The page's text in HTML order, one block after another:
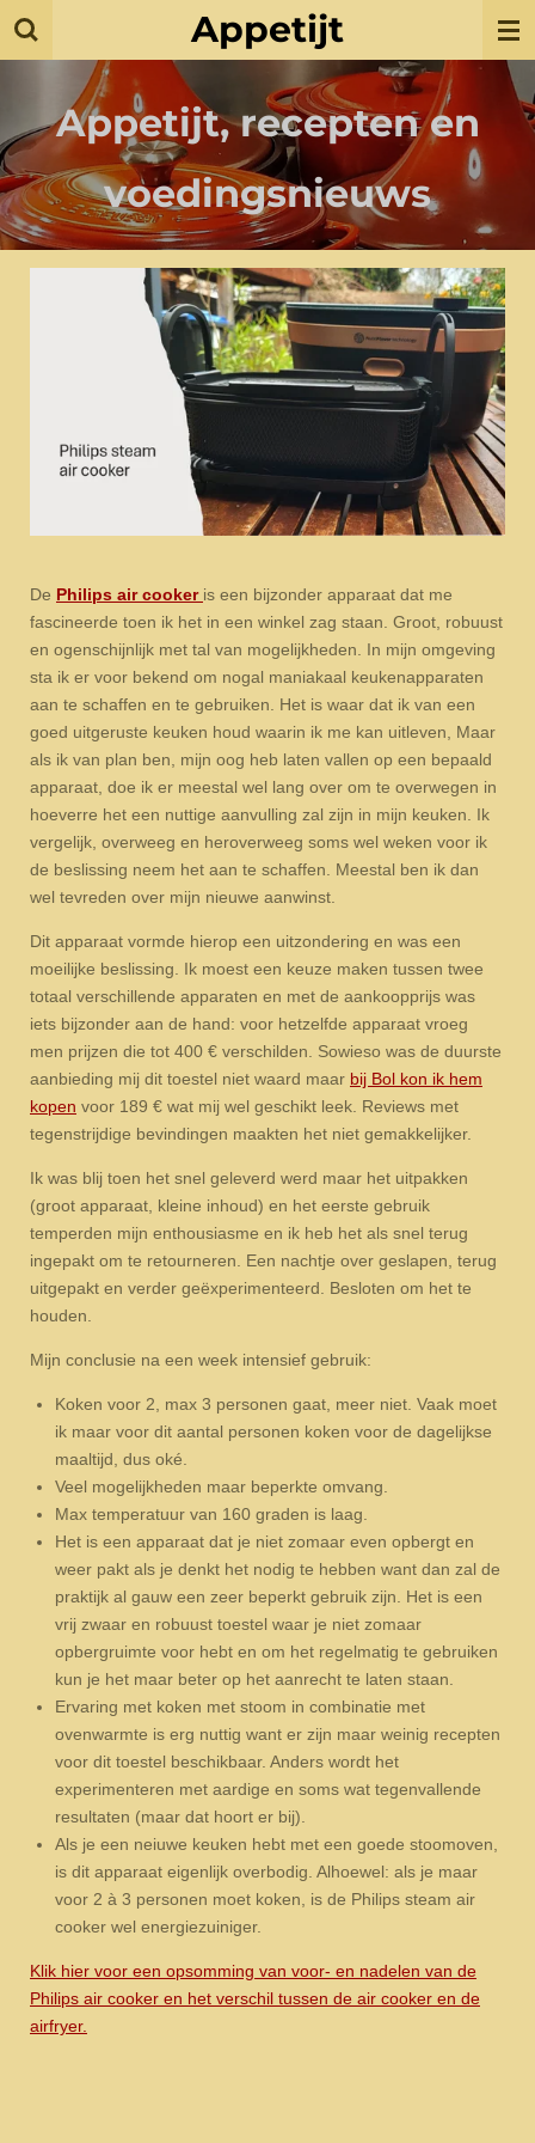
Ga
hoofdinhoud
Appetijt
Appetijt, recepten en
voedingsnieuws
De Philips air cooker is een bijzonder apparaat dat me
fascineerde toen ik het in een winkel zag staan. Groot, robuust
en ogenschijnlijk met tal van mogelijkheden. In mijn omgeving
sta ik er voor bekend om nogal maniakaal keukenapparaten
aan te schaffen en te gebruiken. Het is waar dat ik van een
goed uitgeruste keuken houd waarin ik me kan uitleven, Maar
als ik van plan ben, mijn oog heb laten vallen op een bepaald
apparaat, doe ik er meestal wel lang over om te overwegen in
hoeverre het een nuttige aanvulling zal zijn in mijn keuken. Ik
vergelijk, overweeg en heroverweeg soms wel weken voor ik
de beslissing neem het aan te schaffen. Meestal ben ik dan
wel tevreden over mijn nieuwe aanwinst.
Dit apparaat vormde hierop een uitzondering en was een
moeilijke beslissing. Ik moest een keuze maken tussen twee
totaal verschillende apparaten en met de aankoopprijs was
iets bijzonder aan de hand: voor hetzelfde apparaat vroeg
men prijzen die tot 400 € verschilden. Sowieso was de duurste
aanbieding mij dit toestel niet waard maar bij Bol kon ik hem
kopen voor 189 € wat mij wel geschikt leek. Reviews met
tegenstrijdige bevindingen maakten het niet gemakkelijker.
Ik was blij toen het snel geleverd werd maar het uitpakken
(groot apparaat, kleine inhoud) en het eerste gebruik
temperden mijn enthousiasme en ik heb het als snel terug
ingepakt om te retourneren. Een nachtje over geslapen, terug
uitgepakt en verder geëxperimenteerd. Besloten om het te
houden.
Mijn conclusie na een week intensief gebruik:
Koken voor 2, max 3 personen gaat, meer niet. Vaak moet
ik maar voor dit aantal personen koken voor de dagelijkse
maaltijd, dus oké.
Veel mogelijkheden maar beperkte omvang.
Max temperatuur van 160 graden is laag.
Het is een apparaat dat je niet zomaar even opbergt en
weer pakt als je denkt het nodig te hebben want dan zal de
praktijk al gauw een zeer beperkt gebruik zijn. Het is een
vrij zwaar en robuust toestel waar je niet zomaar
opbergruimte voor hebt en om het regelmatig te gebruiken
kun je het maar beter op het aanrecht te laten staan.
Ervaring met koken met stoom in combinatie met
ovenwarmte is erg nuttig want er zijn maar weinig recepten
voor dit toestel beschikbaar. Anders wordt het
experimenteren met aardige en soms wat tegenvallende
resultaten (maar dat hoort er bij).
Als je een neiuwe keuken hebt met een goede stoomoven,
is dit apparaat eigenlijk overbodig. Alhoewel: als je maar
voor 2 à 3 personen moet koken, is de Philips steam air
cooker wel energiezuiniger.
Klik hier voor een opsomming van voor- en nadelen van de
Philips air cooker en het verschil tussen de air cooker en de
airfryer.